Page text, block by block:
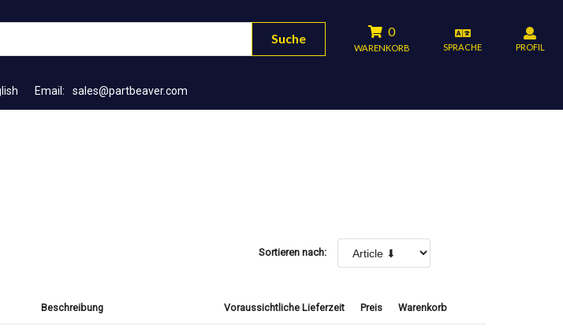
Suche 0
WARENKORB SPRACHE PROFIL
Email: sales@partbeaver.com
Sortieren nach:
Beschreibung Voraussichtliche Lieferzeit Preis Warenkorb